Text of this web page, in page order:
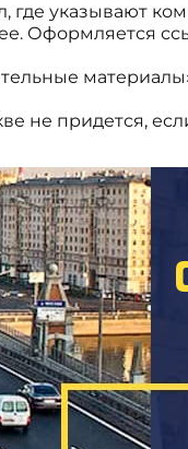
где указывают
Оформляется
не придется,